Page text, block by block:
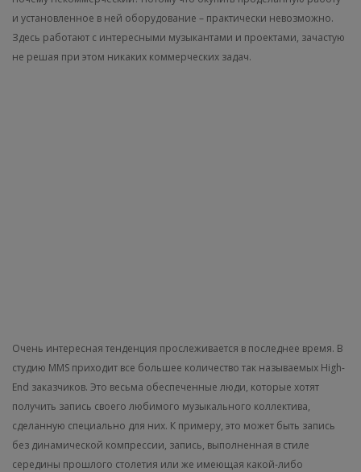
и установленное в ней оборудование – практически невозможно.
Здесь работают с интересными музыкантами и проектами, зачастую
не решая при этом никаких коммерческих задач.
Очень интересная тенденция прослеживается в последнее время. В
студию MMS приходит все большее количество так называемых High-
End заказчиков. Это весьма обеспеченные люди, которые хотят
получить запись своего любимого музыкального коллектива,
сделанную специально для них. К примеру, это может быть запись
без динамической компрессии, запись, выполненная в стиле
середины прошлого столетия или же имеющая какой-либо